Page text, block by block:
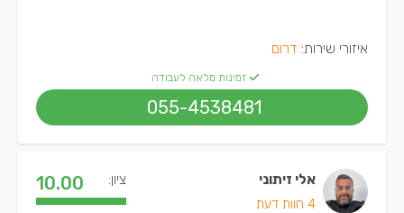
איזורי שירות: דרום
זמינות מלאה לעבודה
055-4538481
אלי זיתוני
4 חוות דעת
ציון: 10.00